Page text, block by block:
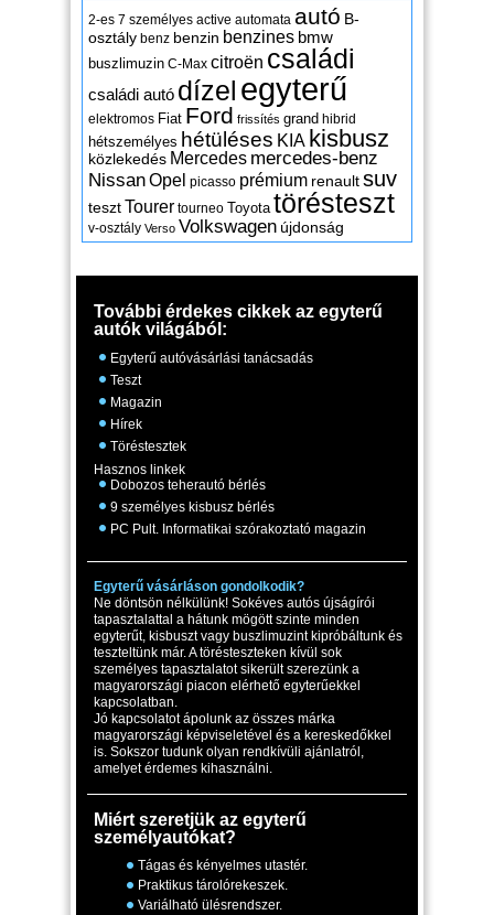
2-es 7 személyes active automata autó B-
osztály benz benzin benzines bmw
buszlimuzin C-Max citroën családi
családi autó dízel egyterű
elektromos Fiat Ford frissítés grand hibrid
hétszemélyes hétüléses KIA kisbusz
közlekedés Mercedes mercedes-benz
NissanOpel picasso prémium renaultsuv
tesztTourer tourneo Toyota törésteszt
v-osztály Verso Volkswagen újdonság
További érdekes cikkek az egyterű
autók világából:
Egyterű autóvásárlási tanácsadás
Teszt
Magazin
Hírek
Töréstesztek
Hasznos linkek
Dobozos teherautó bérlés
9 személyes kisbusz bérlés
PC Pult. Informatikai szórakoztató magazin
Egyterű vásárláson gondolkodik?
Ne döntsön nélkülünk! Sokéves autós újságírói
tapasztalattal a hátunk mögött szinte minden
egyterűt, kisbuszt vagy buszlimuzint kipróbáltunk és
teszteltünk már. A törésteszteken kívül sok
személyes tapasztalatot sikerült szerezünk a
magyarországi piacon elérhető egyterűekkel
kapcsolatban.
Jó kapcsolatot ápolunk az összes márka
magyarországi képviseletével és a kereskedőkkel
is. Sokszor tudunk olyan rendkívüli ajánlatról,
amelyet érdemes kihasználni.
Miért szeretjük az egyterű
személyautókat?
Tágas és kényelmes utastér.
Praktikus tárolórekeszek.
Variálható ülésrendszer.